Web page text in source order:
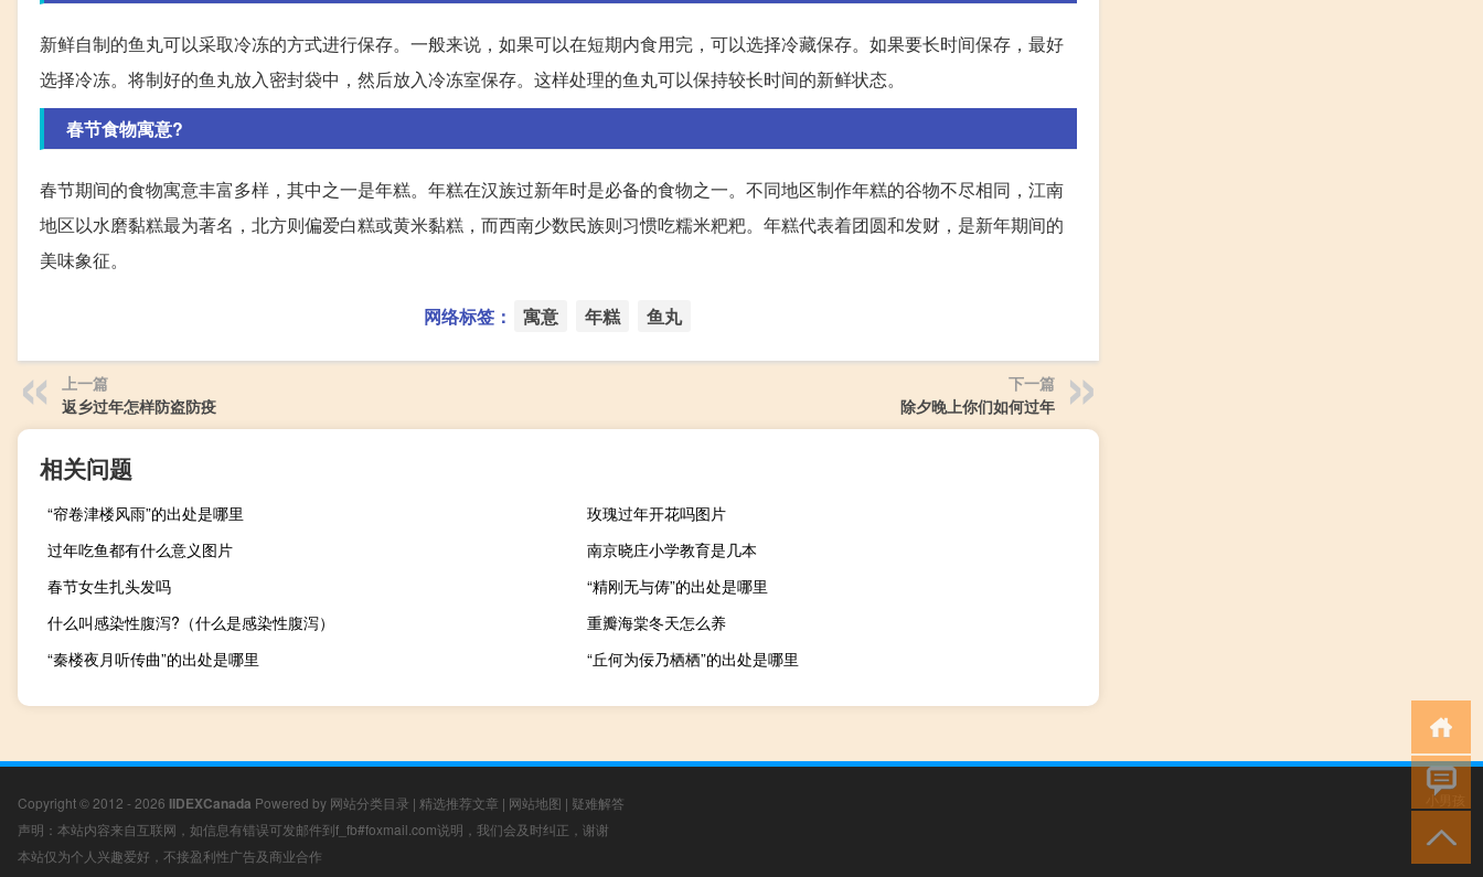
新鲜自制的鱼丸可以采取冷冻的方式进行保存。一般来说，如果可以在短期内食用完，可以选择冷藏保存。如果要长时间保存，最好
选择冷冻。将制好的鱼丸放入密封袋中，然后放入冷冻室保存。这样处理的鱼丸可以保持较长时间的新鲜状态。
春节食物寓意?
春节期间的食物寓意丰富多样，其中之一是年糕。年糕在汉族过新年时是必备的食物之一。不同地区制作年糕的谷物不尽相同，江南
地区以水磨黏糕最为著名，北方则偏爱白糕或黄米黏糕，而西南少数民族则习惯吃糯米粑粑。年糕代表着团圆和发财，是新年期间的
美味象征。
网络标签： 寓意 年糕 鱼丸
上一篇
返乡过年怎样防盗防疫
下一篇
除夕晚上你们如何过年
相关问题
“帘卷津楼风雨”的出处是哪里
玫瑰过年开花吗图片
过年吃鱼都有什么意义图片
南京晓庄小学教育是几本
春节女生扎头发吗
“精刚无与俦”的出处是哪里
什么叫感染性腹泻?（什么是感染性腹泻）
重瓣海棠冬天怎么养
“秦楼夜月听传曲”的出处是哪里
“丘何为佞乃栖栖”的出处是哪里
Copyright © 2012 - 2026 IIDEXCanada Powered by 网站分类目录 | 精选推荐文章 | 网站地图 | 疑难解答
声明：本站内容来自互联网，如信息有错误可发邮件到f_fb#foxmail.com说明，我们会及时纠正，谢谢
本站仅为个人兴趣爱好，不接盈利性广告及商业合作
小男孩